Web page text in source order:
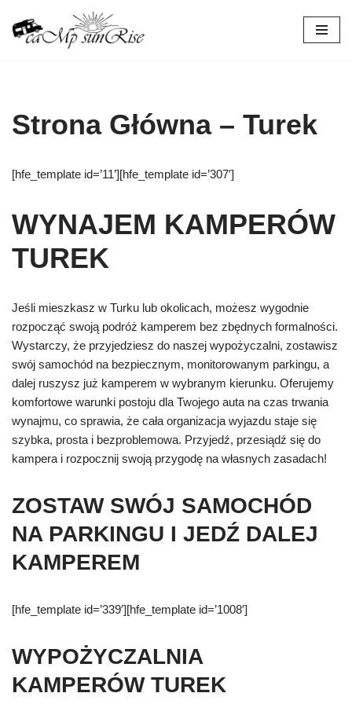
Przejdź
Strona Główna – Turek
[hfe_template id=’11’][hfe_template id=’307′]
WYNAJEM KAMPERÓW
TUREK
Jeśli mieszkasz w Turku lub okolicach, możesz wygodnie
rozpocząć swoją podróż kamperem bez zbędnych formalności.
Wystarczy, że przyjedziesz do naszej wypożyczalni, zostawisz
swój samochód na bezpiecznym, monitorowanym parkingu, a
dalej ruszysz już kamperem w wybranym kierunku. Oferujemy
komfortowe warunki postoju dla Twojego auta na czas trwania
wynajmu, co sprawia, że cała organizacja wyjazdu staje się
szybka, prosta i bezproblemowa. Przyjedź, przesiądź się do
kampera i rozpocznij swoją przygodę na własnych zasadach!
ZOSTAW SWÓJ SAMOCHÓD
NA PARKINGU I JEDŹ DALEJ
KAMPEREM
[hfe_template id=’339′][hfe_template id=’1008′]
WYPOŻYCZALNIA
KAMPERÓW TUREK